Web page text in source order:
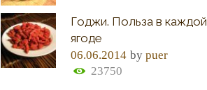
Годжи. Польза в каждой
ягоде
06.06.2014 bypuer
23750